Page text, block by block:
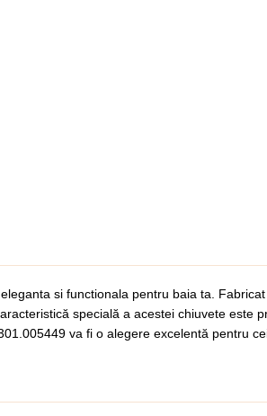
si functionala pentru baia ta.
specială a acestei chiuvete
va fi o alegere excelentă pentru